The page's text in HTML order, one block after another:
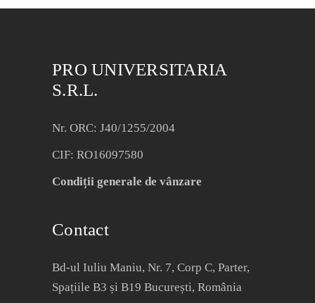
PRO UNIVERSITARIA
S.R.L.
Nr. ORC: J40/1255/2004
CIF: RO16097580
Condiții generale de vânzare
Contact
Bd-ul Iuliu Maniu, Nr. 7, Corp C, Parter,
Spațiile B3 și B19 București, România